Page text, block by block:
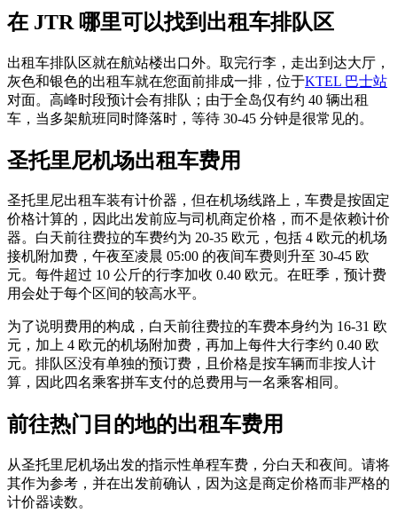
在 JTR 哪里可以找到出租车排队区
出租车排队区就在航站楼出口外。取完行李，走出到达大厅，
灰色和银色的出租车就在您面前排成一排，位于KTEL 巴士站
对面。高峰时段预计会有排队；由于全岛仅有约 40 辆出租
车，当多架航班同时降落时，等待 30-45 分钟是很常见的。
圣托里尼机场出租车费用
圣托里尼出租车装有计价器，但在机场线路上，车费是按固定
价格计算的，因此出发前应与司机商定价格，而不是依赖计价
器。白天前往费拉的车费约为 20-35 欧元，包括 4 欧元的机场
接机附加费，午夜至凌晨 05:00 的夜间车费则升至 30-45 欧
元。每件超过 10 公斤的行李加收 0.40 欧元。在旺季，预计费
用会处于每个区间的较高水平。
为了说明费用的构成，白天前往费拉的车费本身约为 16-31 欧
元，加上 4 欧元的机场附加费，再加上每件大行李约 0.40 欧
元。排队区没有单独的预订费，且价格是按车辆而非按人计
算，因此四名乘客拼车支付的总费用与一名乘客相同。
前往热门目的地的出租车费用
从圣托里尼机场出发的指示性单程车费，分白天和夜间。请将
其作为参考，并在出发前确认，因为这是商定价格而非严格的
计价器读数。